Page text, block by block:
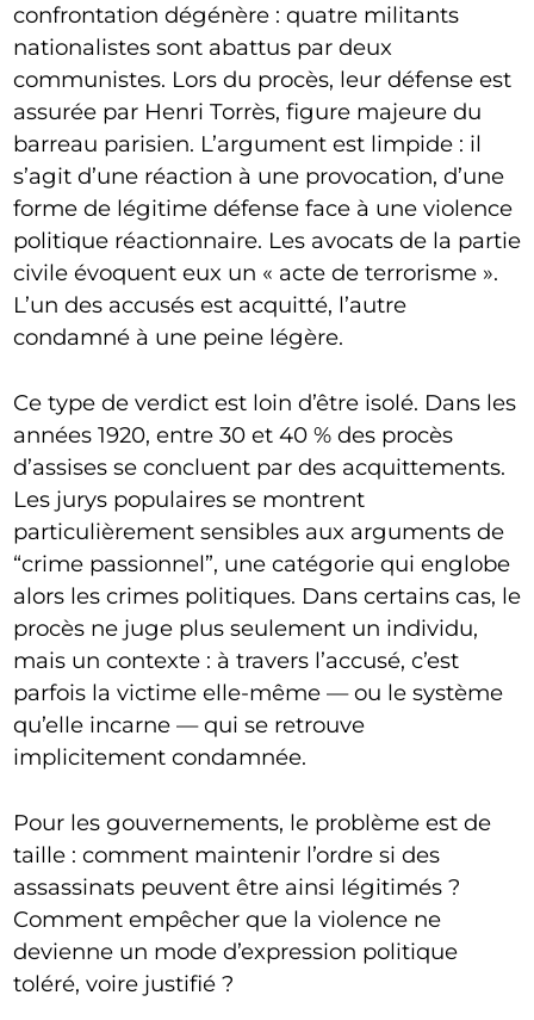
confrontation dégénère : quatre militants
nationalistes sont abattus par deux
communistes. Lors du procès, leur défense est
assurée par Henri Torrès, figure majeure du
barreau parisien. L’argument est limpide : il
s’agit d’une réaction à une provocation, d’une
forme de légitime défense face à une violence
politique réactionnaire. Les avocats de la partie
civile évoquent eux un « acte de terrorisme ».
L’un des accusés est acquitté, l’autre
condamné à une peine légère.
Ce type de verdict est loin d’être isolé. Dans les
années 1920, entre 30 et 40 % des procès
d’assises se concluent par des acquittements.
Les jurys populaires se montrent
particulièrement sensibles aux arguments de
“crime passionnel”, une catégorie qui englobe
alors les crimes politiques. Dans certains cas, le
procès ne juge plus seulement un individu,
mais un contexte : à travers l’accusé, c’est
parfois la victime elle-même — ou le système
qu’elle incarne — qui se retrouve
implicitement condamnée.
Pour les gouvernements, le problème est de
taille : comment maintenir l’ordre si des
assassinats peuvent être ainsi légitimés ?
Comment empêcher que la violence ne
devienne un mode d’expression politique
toléré, voire justifié ?